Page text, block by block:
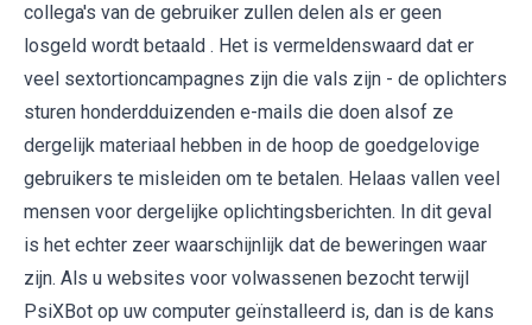
collega's van de gebruiker zullen delen als er geen
losgeld wordt betaald . Het is vermeldenswaard dat er
veel sextortioncampagnes zijn die vals zijn - de oplichters
sturen honderdduizenden e-mails die doen alsof ze
dergelijk materiaal hebben in de hoop de goedgelovige
gebruikers te misleiden om te betalen. Helaas vallen veel
mensen voor dergelijke oplichtingsberichten. In dit geval
is het echter zeer waarschijnlijk dat de beweringen waar
zijn. Als u websites voor volwassenen bezocht terwijl
PsiXBot op uw computer geïnstalleerd is, dan is de kans